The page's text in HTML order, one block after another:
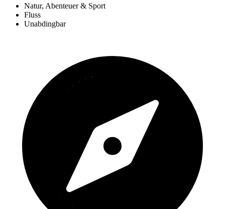
Natur, Abenteuer & Sport
Fluss
Unabdingbar